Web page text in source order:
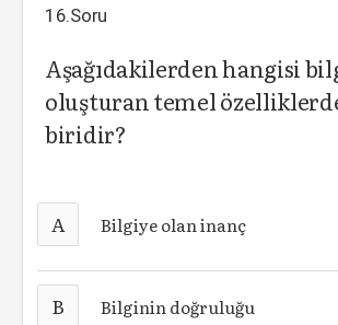
16.Soru
Aşağıdakilerden hangisi
oluşturan temel
biridir?
A Bilgiye olan inanç
B Bilginin doğruluğu